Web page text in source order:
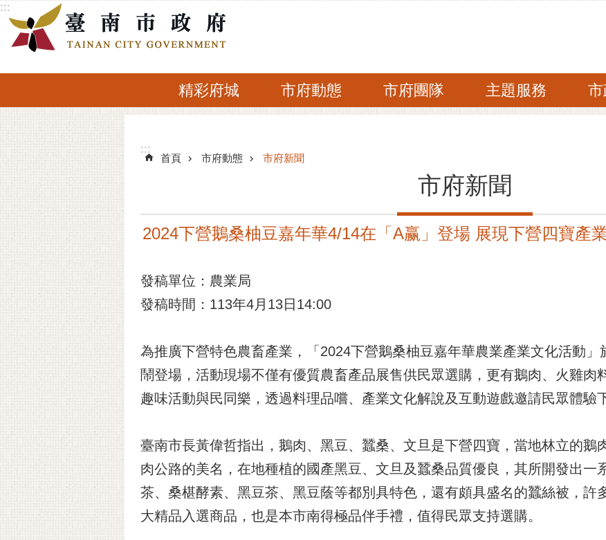
跳到主要內容區塊
:::
精彩府城 市府動態 市府團隊 主題服務
:::
:::
首頁 市府動態 市府新聞
市府新聞
2024下營鵝桑柚豆嘉年華4/14在「A赢」登場 展現下營四寶產
發稿單位：農業局
發稿時間：113年4月13日14:00
為推廣下營特色農畜產業，「2024下營鵝桑柚豆嘉年華農業產業文化活動
鬧登場，活動現場不僅有優質農畜產品展售供民眾選購，更有鵝肉、火雞肉
趣味活動與民同樂，透過料理品嚐、產業文化解說及互動遊戲邀請民眾體驗
臺南市長黃偉哲指出，鵝肉、黑豆、蠶桑、文旦是下營四寶，當地林立的鵝
肉公路的美名，在地種植的國產黑豆、文旦及蠶桑品質優良，其所開發出一
茶、桑椹酵素、黑豆茶、黑豆蔭等都別具特色，還有頗具盛名的蠶絲被，許
大精品入選商品，也是本市南得極品伴手禮，值得民眾支持選購。